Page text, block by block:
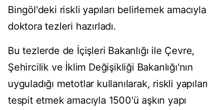
Bingöl'deki riskli yapıları belirlemek amacıyla
doktora tezleri hazırladı.
Bu tezlerde de İçişleri Bakanlığı ile Çevre,
Şehircilik ve İklim Değişikliği Bakanlığı'nın
uyguladığı metotlar kullanılarak, riskli yapıları
tespit etmek amacıyla 1500'ü aşkın yapı